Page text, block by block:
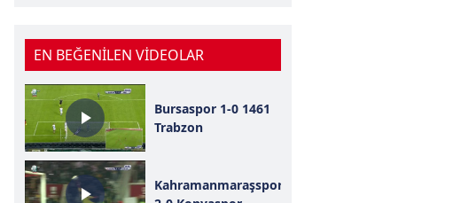
EN BEĞENİLEN VİDEOLAR
Bursaspor 1-0 1461
Trabzon
Kahramanmaraşspor